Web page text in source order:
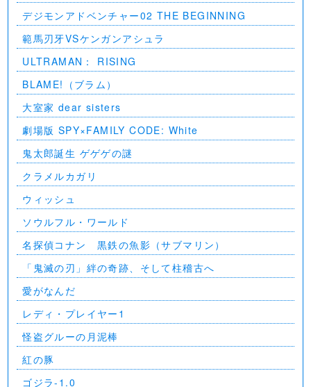
デジモンアドベンチャー02 THE BEGINNING
範馬刃牙VSケンガンアシュラ
ULTRAMAN： RISING
BLAME!（ブラム）
大室家 dear sisters
劇場版 SPY×FAMILY CODE: White
⻤太郎誕生 ゲゲゲの謎
クラメルカガリ
ウィッシュ
ソウルフル・ワールド
名探偵コナン 黒鉄の魚影（サブマリン）
「鬼滅の刃」絆の奇跡、そして柱稽古へ
愛がなんだ
レディ・プレイヤー1
怪盗グルーの月泥棒
紅の豚
ゴジラ-1.0